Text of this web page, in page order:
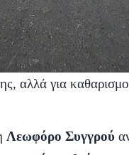
αλλά για
Λεωφόρο Συγγρού